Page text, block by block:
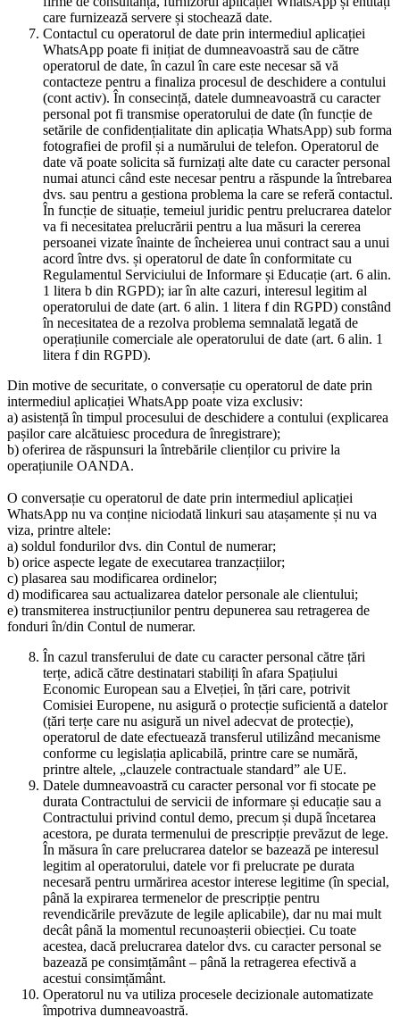
care furnizează servere și stochează date.
Contactul cu operatorul de date prin intermediul aplicației
WhatsApp poate fi inițiat de dumneavoastră sau de către
operatorul de date, în cazul în care este necesar să vă
contacteze pentru a finaliza procesul de deschidere a contului
(cont activ). În consecință, datele dumneavoastră cu caracter
personal pot fi transmise operatorului de date (în funcție de
setările de confidențialitate din aplicația WhatsApp) sub forma
fotografiei de profil și a numărului de telefon. Operatorul de
date vă poate solicita să furnizați alte date cu caracter personal
numai atunci când este necesar pentru a răspunde la întrebarea
dvs. sau pentru a gestiona problema la care se referă contactul.
În funcție de situație, temeiul juridic pentru prelucrarea datelor
va fi necesitatea prelucrării pentru a lua măsuri la cererea
persoanei vizate înainte de încheierea unui contract sau a unui
acord între dvs. și operatorul de date în conformitate cu
Regulamentul Serviciului de Informare și Educație (art. 6 alin.
1 litera b din RGPD); iar în alte cazuri, interesul legitim al
operatorului de date (art. 6 alin. 1 litera f din RGPD) constând
în necesitatea de a rezolva problema semnalată legată de
operațiunile comerciale ale operatorului de date (art. 6 alin. 1
litera f din RGPD).
Din motive de securitate, o conversație cu operatorul de date prin
intermediul aplicației WhatsApp poate viza exclusiv:
a) asistență în timpul procesului de deschidere a contului (explicarea
pașilor care alcătuiesc procedura de înregistrare);
b) oferirea de răspunsuri la întrebările clienților cu privire la
operațiunile OANDA.
O conversație cu operatorul de date prin intermediul aplicației
WhatsApp nu va conține niciodată linkuri sau atașamente și nu va
viza, printre altele:
a) soldul fondurilor dvs. din Contul de numerar;
b) orice aspecte legate de executarea tranzacțiilor;
c) plasarea sau modificarea ordinelor;
d) modificarea sau actualizarea datelor personale ale clientului;
e) transmiterea instrucțiunilor pentru depunerea sau retragerea de
fonduri în/din Contul de numerar.
În cazul transferului de date cu caracter personal către țări
terțe, adică către destinatari stabiliți în afara Spațiului
Economic European sau a Elveției, în țări care, potrivit
Comisiei Europene, nu asigură o protecție suficientă a datelor
(țări terțe care nu asigură un nivel adecvat de protecție),
operatorul de date efectuează transferul utilizând mecanisme
conforme cu legislația aplicabilă, printre care se numără,
printre altele, „clauzele contractuale standard” ale UE.
Datele dumneavoastră cu caracter personal vor fi stocate pe
durata Contractului de servicii de informare și educație sau a
Contractului privind contul demo, precum și după încetarea
acestora, pe durata termenului de prescripție prevăzut de lege.
În măsura în care prelucrarea datelor se bazează pe interesul
legitim al operatorului, datele vor fi prelucrate pe durata
necesară pentru urmărirea acestor interese legitime (în special,
până la expirarea termenelor de prescripție pentru
revendicările prevăzute de legile aplicabile), dar nu mai mult
decât până la momentul recunoașterii obiecției. Cu toate
acestea, dacă prelucrarea datelor dvs. cu caracter personal se
bazează pe consimțământ – până la retragerea efectivă a
acestui consimțământ.
Operatorul nu va utiliza procesele decizionale automatizate
împotriva dumneavoastră.